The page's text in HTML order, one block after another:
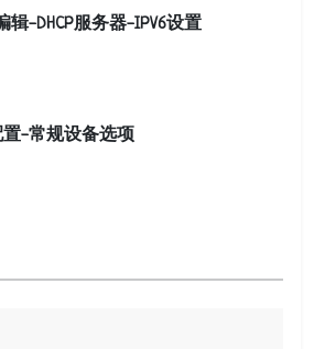
辑-DHCP服务器-IPV6设置
-常规设备选项